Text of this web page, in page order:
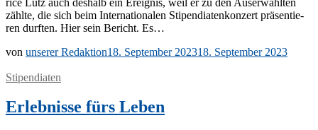
zähl­te, die sich beim In­ter­na­tio­na­len Sti­pen­dia­ten­kon­zert prä­sen­tie­
ren durf­ten. Hier sein Be­richt. Es…
von unserer Redaktion18. September 202318. September 2023
Stipendiaten
Erlebnisse fürs Leben